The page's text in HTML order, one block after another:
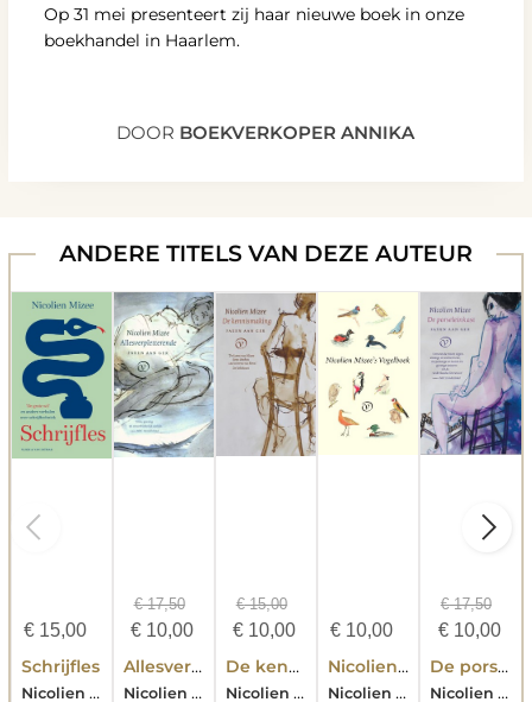
Op 31 mei presenteert zij haar nieuwe boek in onze
boekhandel in Haarlem.
DOOR BOEKVERKOPER ANNIKA
ANDERE TITELS VAN DEZE AUTEUR
€15,00
Schrijfles
Nicolien Mizee
€17,50
€ 10,00
Allesverpletterende
Nicolien Mizee
€15,00
€ 10,00
De kennismaking
Nicolien Mizee
€ 10,00
Nicolien Mizee's Vogelboek
Nicolien Mizee
€17,50
€10,00
De porseleinkast
Nicolien Mizee